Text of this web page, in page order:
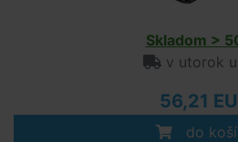
Skladom >
v utorok
56,21
do